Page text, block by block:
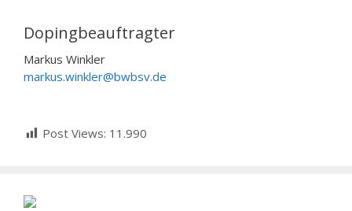
Dopingbeauftragter
Markus Winkler
markus.winkler@bwbsv.de
Post Views: 11.990